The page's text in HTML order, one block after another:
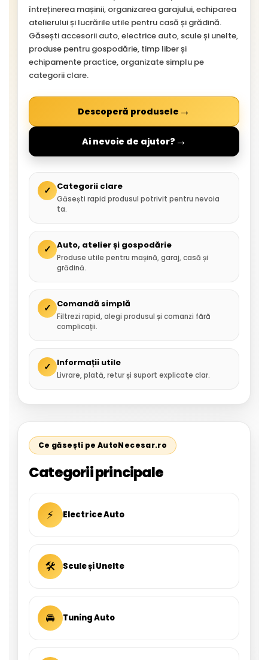
întreținerea mașinii, organizarea garajului, echiparea
atelierului și lucrările utile pentru casă și grădină.
Găsești accesorii auto, electrice auto, scule și unelte,
produse pentru gospodărie, timp liber și
echipamente practice, organizate simplu pe
categorii clare.
Descoperă produsele →
Ai nevoie de ajutor? →
✓ Categorii clare
Găsești rapid produsul potrivit pentru nevoia
ta.
✓ Auto, atelier și gospodărie
Produse utile pentru mașină, garaj, casă și
grădină.
✓ Comandă simplă
Filtrezi rapid, alegi produsul și comanzi fără
complicații.
✓ Informații utile
Livrare, plată, retur și suport explicate clar.
Ce găsești pe AutoNecesar.ro
Categorii principale
⚡ Electrice Auto
🛠 Scule și Unelte
🚘 Tuning Auto